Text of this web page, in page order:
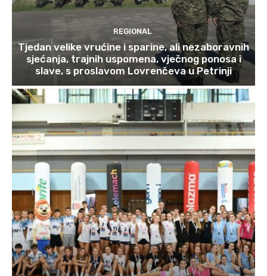
REGIONAL
Tjedan velike vrućine i sparine, ali nezaboravnih
sjećanja, trajnih uspomena, vječnog ponosa i
slave, s proslavom Lovrenčeva u Petrinji